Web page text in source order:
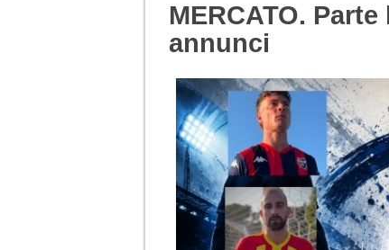
MERCATO.
annunci